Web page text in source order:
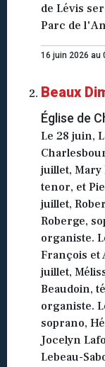
de Lévis
Parc de
16 juin 2026 au
Beaux
Église de
Le 28 juin,
juillet, Mary
tenor, et
juillet,
Roberge,
organiste.
François et
juillet,
Beaudoin,
organiste.
soprano,
Jocelyn
Lebeau-